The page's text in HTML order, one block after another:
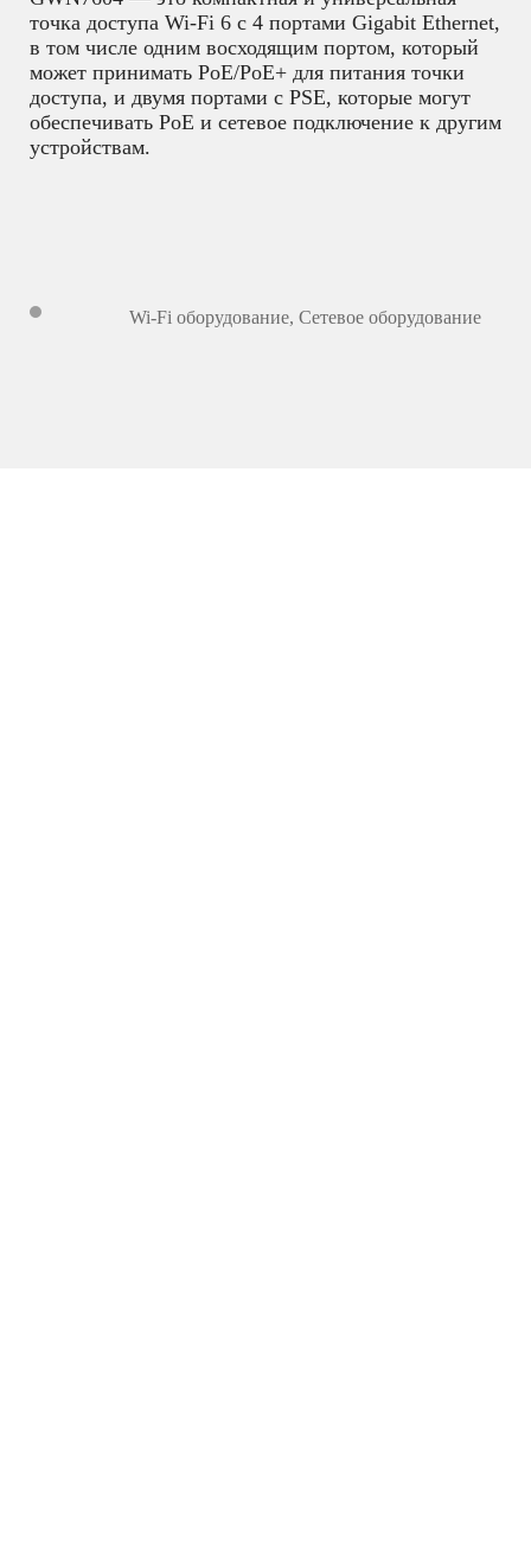
точка доступа Wi-Fi 6 с 4 портами Gigabit Ethernet,
в том числе одним восходящим портом, который
может принимать PoE/PoE+ для питания точки
доступа, и двумя портами с PSE, которые могут
обеспечивать PoE и сетевое подключение к другим
устройствам.
Wi-Fi оборудование, Сетевое оборудование